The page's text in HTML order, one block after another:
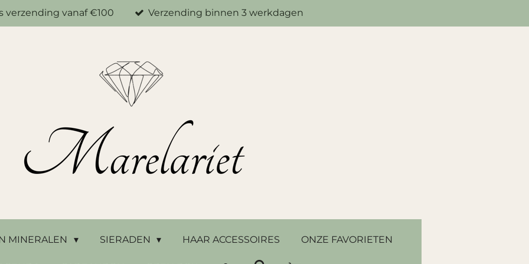
verzending vanaf €100 Verzending binnen 3 werkdagen
MINERALEN SIERADEN HAAR ACCESSOIRES ONZE FAVORIETEN